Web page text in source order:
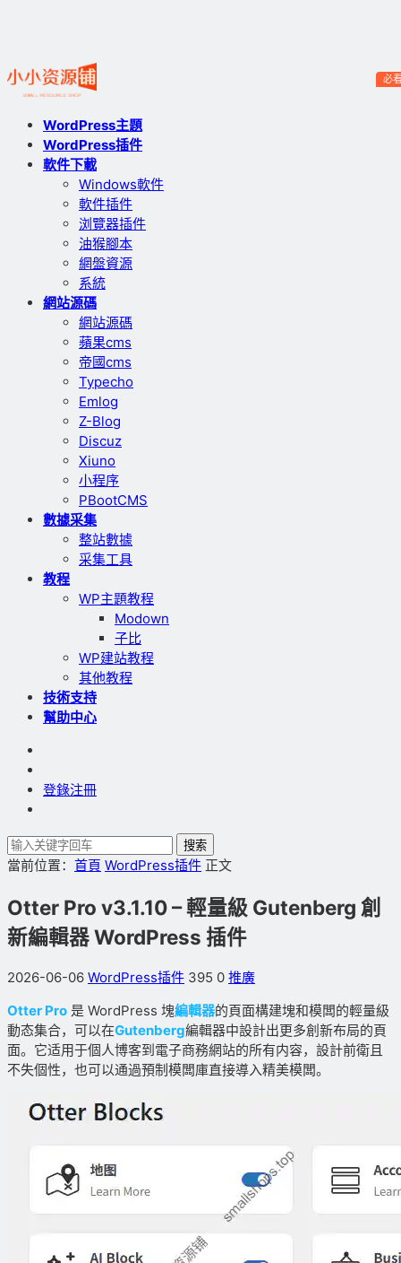
WordPress主題
WordPress插件
軟件下載
Windows軟件
軟件插件
浏覽器插件
油猴腳本
網盤資源
系統
網站源碼
網站源碼
蘋果cms
帝國cms
Typecho
Emlog
Z-Blog
Discuz
Xiuno
小程序
PBootCMS
數據采集
整站數據
采集工具
教程
WP主題教程
Modown
子比
WP建站教程
其他教程
技術支持
幫助中心
必
登錄注冊
搜索
當前位置： 首頁 WordPress插件 正文
Otter Pro v3.1.10 – 輕量級 Gutenberg 創
新編輯器 WordPress 插件
2026-06-06 WordPress插件 395 0 推廣
Otter Pro 是 WordPress 塊編輯器的頁面構建塊和模闆的輕量級
動态集合，可以在Gutenberg編輯器中設計出更多創新布局的頁
面。它适用于個人博客到電子商務網站的所有内容，設計前衛且
不失個性，也可以通過預制模闆庫直接導入精美模闆。